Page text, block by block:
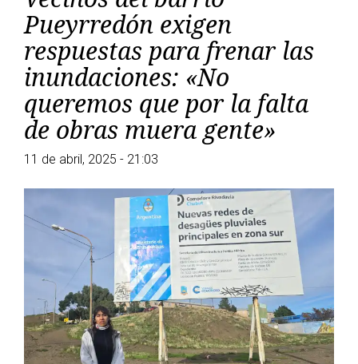
Pueyrredón exigen
respuestas para frenar las
inundaciones: «No
queremos que por la falta
de obras muera gente»
11 de abril, 2025 - 21:03